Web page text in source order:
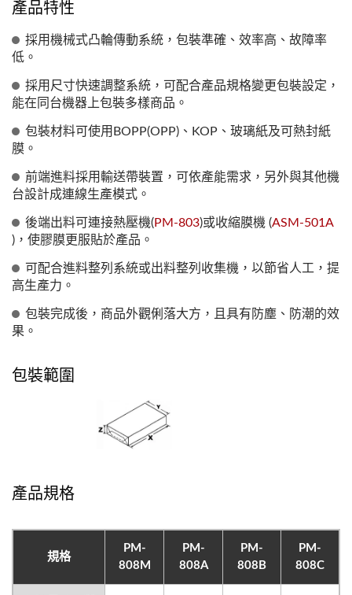
產品特性
採用機械式凸輪傳動系統，包裝準確、效率高、故障率
低。
採用尺寸快速調整系統，可配合產品規格變更包裝設定，
能在同台機器上包裝多樣商品。
包裝材料可使用BOPP(OPP)、KOP、玻璃紙及可熱封紙
膜。
前端進料採用輸送帶裝置，可依產能需求，另外與其他機
台設計成連線生產模式。
後端出料可連接熱壓機(PM-803)或收縮膜機 (ASM-501A
)，使膠膜更服貼於產品。
可配合進料整列系統或出料整列收集機，以節省人工，提
高生產力。
包裝完成後，商品外觀俐落大方，且具有防塵、防潮的效
果。
包裝範圍
產品規格
規格
PM-
808M
PM-
808A
PM-
808B
PM-
808C